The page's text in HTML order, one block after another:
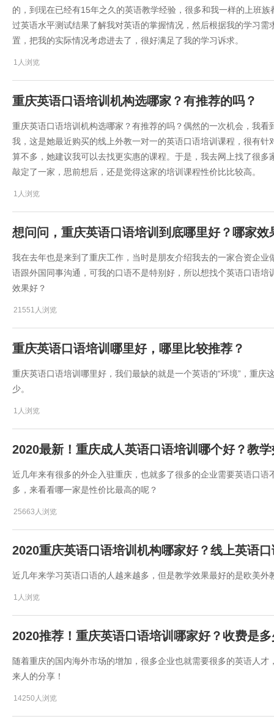
的，到现在已经有15年之久的英语教学经验，很多和我一样的上班
过英语水平测试结果了解我对英语的掌握情况，然后根据我的学习
置，把我的实际情况考虑进去了，很好满足了我的学习诉求。
1人浏览
重庆英语口语培训机构选哪家？有推荐的吗？
重庆英语口语培训机构选哪家？有推荐的吗？偶然的一次机会，我
我，这是她最近购买的线上外教一对一的英语口语培训课程，很有
算不多，她建议我可以去找更实惠的课程。于是，我去网上找了很
敲定了一家，思前想后，还是觉得这家的培训课程性价比比较高。
1人浏览
想问问，重庆英语口语培训到底哪里好？哪家效
我在去年也是来到了重庆工作，当时是朋友介绍我去的一家合资企
语跟外国同事沟通，可我的口语不是特别好，所以想找个英语口语
效果好？
21551人浏览
重庆英语口语培训哪里好，哪里比较推荐？
重庆英语口语培训哪里好，我们最缺的就是一个英语的“环境”，重
少。
1人浏览
2020最新！重庆成人英语口语培训哪个好？教
近几年来有很多的外企入驻重庆，也就多了很多的企业需要英语口
多，来看看哪一家是性价比最高的呢？
25663人浏览
2020重庆英语口语培训机构哪家好？线上英语
近几年来学习英语口语的人越来越多，但是教学效果最好的是欧美
1人浏览
2020推荐！重庆英语口语培训哪家好？收费是
随着重庆的国内海外市场的增加，很多企业也就需要很多的英语人
来人的分享！
14250人浏览